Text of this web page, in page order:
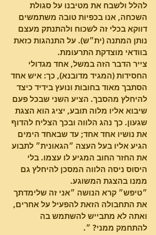
להלל ולשבח את מטיבנו על סגולת
השכחה, אנו בכפיות טובה משתמשים
דווקא בכלי זה לשכוח ולהתנתק מעצם
נותן המתנה (ית״ש). על התנהגות כזאת
בוודאי מוצדקת התרעומת.
צייר הדבר הזה במשל, אחד מגדולי
החסידות (המגיד מדובנא), כך: איש אחד
הסתבך מאוד בחובות ונועץ בידיד כיצד
להיחלץ מהסבך. הציע השני שבכל פעם
שיבוא אליו מלוה תובע, יציג הוא הצגת
שגעון. כך נהג הלווה ובכך הצליח להדוף
את נושיו אחד אחד; עד שבאחד הימים
הגיע אליו בעל העצה ״הגאונית״ לתבוע
את החזר החוב המגיע לו עצמו. בלי
היסוס ניסה הלווה המסכן להיחלץ גם
ממנו בהצגת המשוגע.
״טיפש״ קרא הנושה ״אני זה שלימדתך
את התחבולה הזאת להפעיל על אחרים,
ואתה לא מתבייש להשתמש בה
להתחמק ממני? ״.